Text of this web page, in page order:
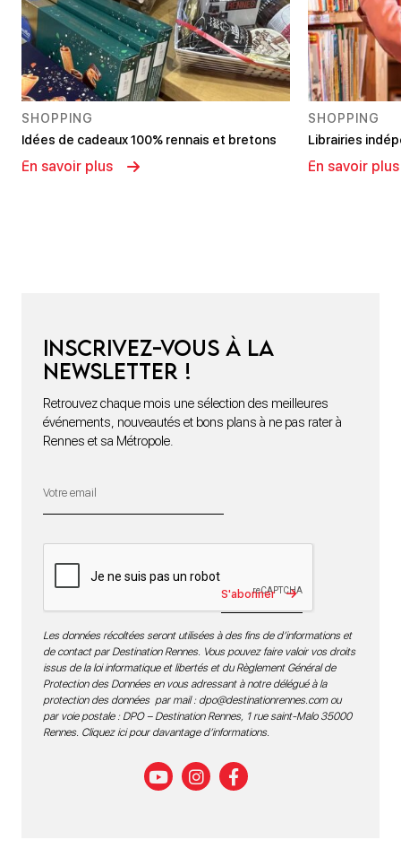
SHOPPING
Idées de cadeaux 100% rennais et bretons
En savoir plus
SHOPPING
Librairies
En savoir plus
Inscrivez-vous à la
newsletter !
Retrouvez chaque mois une sélection des meilleures
événements, nouveautés et bons plans à ne pas rater à
Rennes et sa Métropole.
S'abonner
Les données récoltées seront utilisées à des fins de d’informations et
de contact par Destination Rennes. Vous pouvez faire valoir vos droits
issus de la loi informatique et libertés et du Règlement Général de
Protection des Données en vous adressant à notre délégué à la
protection des données par mail : dpo@destinationrennes.comou
par voie postale : DPO – Destination Rennes, 1 rue saint-Malo 35000
Rennes. Cliquez ici pour davantage d’informations.